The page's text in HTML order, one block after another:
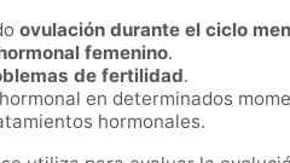
ovulación durante el ciclo
femenino.
de fertilidad.
en determinados
hormonales.